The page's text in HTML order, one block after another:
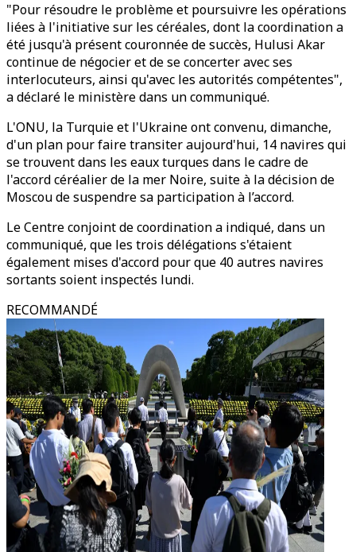
"Pour résoudre le problème et poursuivre les opérations
liées à l'initiative sur les céréales, dont la coordination a
été jusqu'à présent couronnée de succès, Hulusi Akar
continue de négocier et de se concerter avec ses
interlocuteurs, ainsi qu'avec les autorités compétentes",
a déclaré le ministère dans un communiqué.
L'ONU, la Turquie et l'Ukraine ont convenu, dimanche,
d'un plan pour faire transiter aujourd'hui, 14 navires qui
se trouvent dans les eaux turques dans le cadre de
l'accord céréalier de la mer Noire, suite à la décision de
Moscou de suspendre sa participation à l’accord.
Le Centre conjoint de coordination a indiqué, dans un
communiqué, que les trois délégations s'étaient
également mises d'accord pour que 40 autres navires
sortants soient inspectés lundi.
RECOMMANDÉ